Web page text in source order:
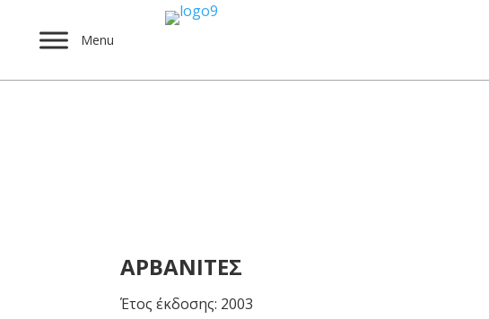
Menu
ΑΡΒΑΝΙΤΕΣ
Έτος έκδοσης: 2003